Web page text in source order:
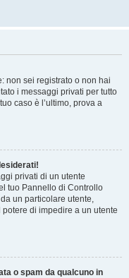
non sei registrato o non hai
i messaggi privati per tutto
caso è l’ultimo, prova a
privati ​​di un utente
tuo Pannello di Controllo
un particolare utente,
di impedire a un utente
o spam da qualcuno in